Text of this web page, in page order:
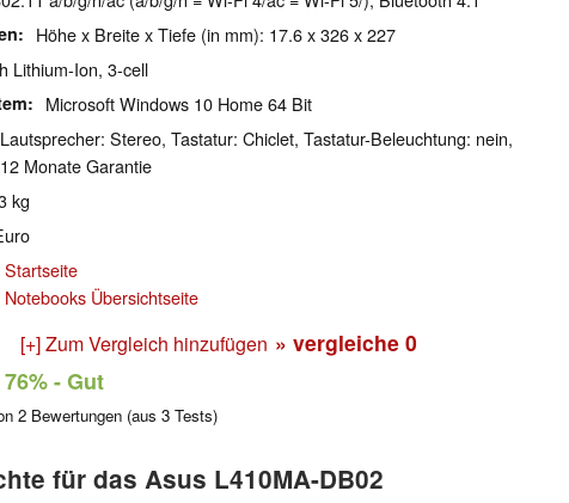
Höhe x Breite x Tiefe (in mm): 17.6 x 326 x 227
Lithium-Ion, 3-cell
Microsoft Windows 10 Home 64 Bit
Lautsprecher: Stereo, Tastatur: Chiclet, Tastatur-Beleuchtung: nein,
12 Monate Garantie
kg
Übersichtseite
[+] Zum Vergleich hinzufügen » vergleiche 0
76%- Gut
2 Bewertungen (aus 3 Tests)
für das Asus L410MA-DB02